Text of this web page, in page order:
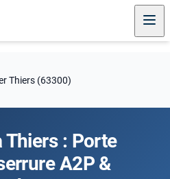
Thiers (63300)
Thiers : Porte
A2P &